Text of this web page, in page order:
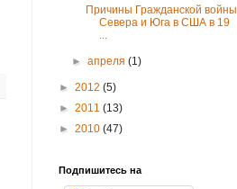
Причины Гражданской войны
Севера и Юга в США в 19
...
►апреля(1)
► 2012 (5)
► 2011 (13)
► 2010 (47)
Подпишитесь на